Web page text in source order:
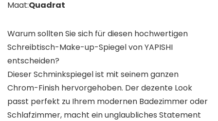
Maat:Quadrat
Warum sollten Sie sich für diesen hochwertigen
Schreibtisch-Make-up-Spiegel von YAPISHI
entscheiden?
Dieser Schminkspiegel ist mit seinem ganzen
Chrom-Finish hervorgehoben. Der dezente Look
passt perfekt zu Ihrem modernen Badezimmer oder
Schlafzimmer, macht ein unglaubliches Statement